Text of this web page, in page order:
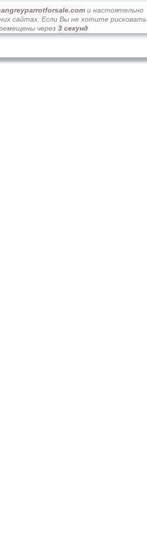
и настоятельно
сайтах. Если Вы не хотите рисковать
через3 секунд